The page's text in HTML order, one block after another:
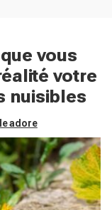
vous
votre
nuisibles
adore